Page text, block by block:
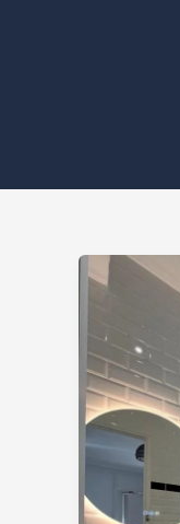
Travaux
bain
Levallois
Perret
92300